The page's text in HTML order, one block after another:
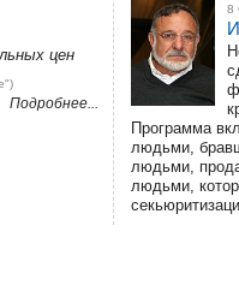
цен
Подробнее...
8
Программа
людьми,
людьми,
людьми,